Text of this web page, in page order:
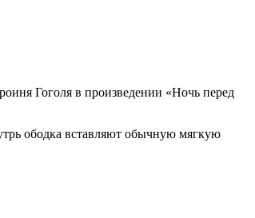
Гоголя в произведении «Ночь перед
ободка вставляют обычную мягкую